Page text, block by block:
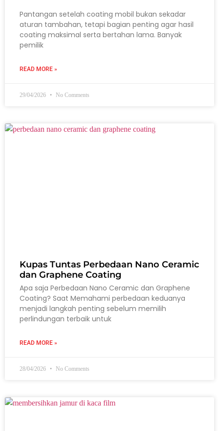
Pantangan setelah coating mobil bukan sekadar
aturan tambahan, tetapi bagian penting agar hasil
coating maksimal serta bertahan lama. Banyak
pemilik
READ MORE »
29/04/2026 No Comments
Kupas Tuntas Perbedaan Nano Ceramic
dan Graphene Coating
Apa saja Perbedaan Nano Ceramic dan Graphene
Coating? Saat Memahami perbedaan keduanya
menjadi langkah penting sebelum memilih
perlindungan terbaik untuk
READ MORE »
28/04/2026 No Comments